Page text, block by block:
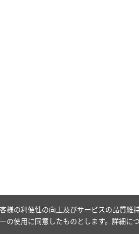
様の利便性の向上及びサービスの品質
の使用に同意したものとします。詳細